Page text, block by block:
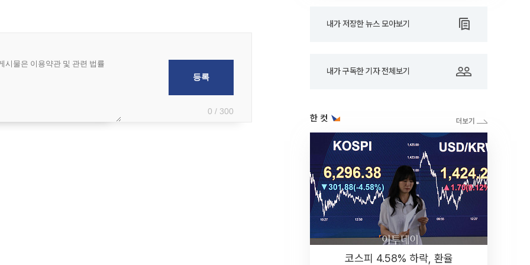
0 / 300
내가 저장한 뉴스 모아보기
내가 구독한 기자 전체보기
한 컷
코스피 4.58% 하락, 환율